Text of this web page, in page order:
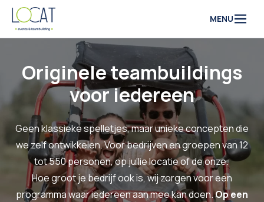
Naar inhoud
MENU
Originele teambuildings
voor iedereen
Geen klassieke spelletjes, maar unieke concepten die
we zelf ontwikkelen. Voor bedrijven en groepen van 12
tot 550 personen, op jullie locatie of de onze.
Hoe groot je bedrijf ook is, wij zorgen voor een
programma waar iedereen aan mee kan doen.Op een